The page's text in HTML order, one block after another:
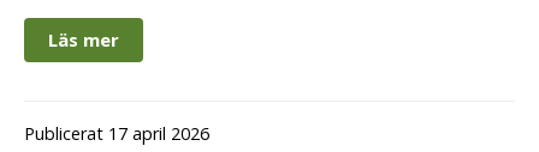
Läs mer
Publicerat 17 april 2026